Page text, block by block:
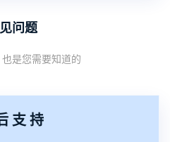
工作电压，可以增加电池
池的化学介质导致电池发
问题
是您需要知道的
支持